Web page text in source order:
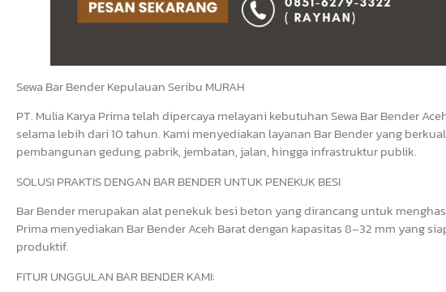
Sewa Bar Bender Kepulauan Seribu MURAH
PT. Mulia Karya Prima telah dipercaya melayani kebutuhan Sewa Bar Bender
selama lebih dari 10 tahun. Kami menyediakan layanan Bar Bender yang
pembangunan gedung, pabrik, jembatan, jalan, hingga infrastruktur publik.
SOLUSI PRAKTIS DENGAN BAR BENDER UNTUK PENEKUK BESI
Bar Bender merupakan alat penekuk besi beton yang dirancang untuk
Prima menyediakan Bar Bender Aceh Barat dengan kapasitas 8–32 mm yang
produktif.
FITUR UNGGULAN BAR BENDER KAMI: